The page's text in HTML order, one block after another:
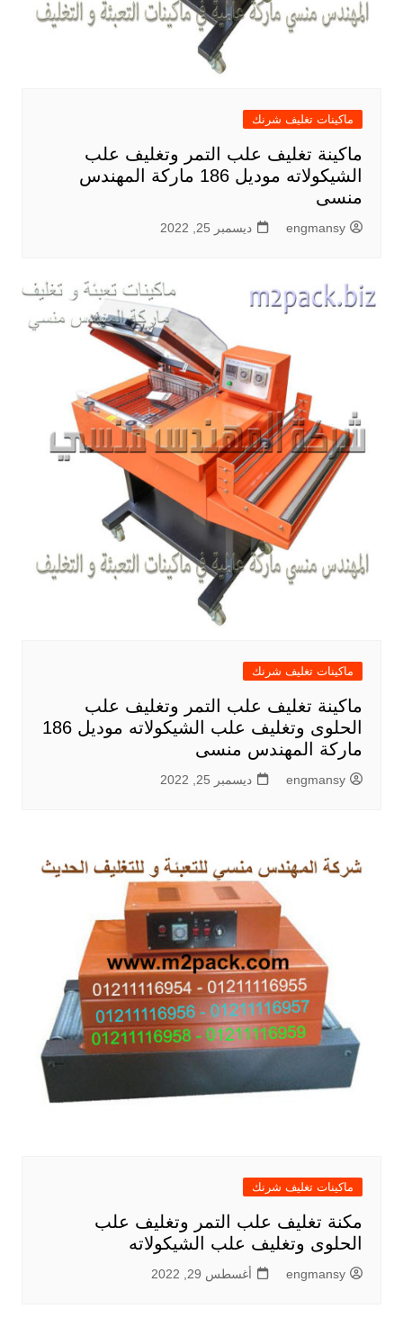
ماكينات تغليف شرنك
ماكينة تغليف علب التمر وتغليف علب
الشيكولاته موديل 186 ماركة المهندس
منسى
engmansy ديسمبر 25, 2022
ماكينات تغليف شرنك
ماكينة تغليف علب التمر وتغليف علب
الحلوى وتغليف علب الشيكولاته موديل 186
ماركة المهندس منسى
engmansy ديسمبر 25, 2022
ماكينات تغليف شرنك
مكنة تغليف علب التمر وتغليف علب
الحلوى وتغليف علب الشيكولاته
engmansy أغسطس 29, 2022